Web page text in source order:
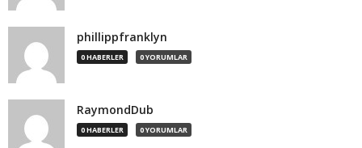
phillippfranklyn
0 HABERLER 0 YORUMLAR
RaymondDub
0 HABERLER 0 YORUMLAR